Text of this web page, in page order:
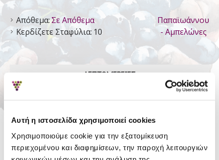
Αυτή η ιστοσελίδα χρησιμοποιεί cookies
Χρησιμοποιούμε cookie για την εξατομίκευση
περιεχομένου και διαφημίσεων, την παροχή λειτουργιών
Απόθεμα: Σε Απόθεμα
Κερδίζετε Σταφύλια: 10
Παπαϊωάννου
- Αμπελώνες
ΛΕΠΤΟΜΈΡΕΙΕΣ
Περιοχή
Κρασιά Νεμέας
Ποικιλία
Petit Verdot